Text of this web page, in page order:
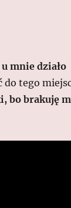
mnie działo
do tego
bo brakuję